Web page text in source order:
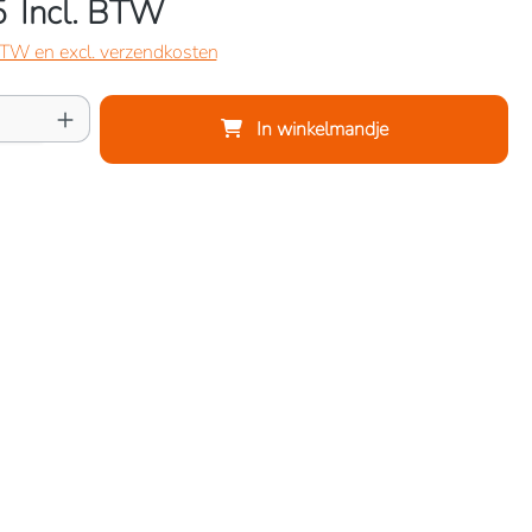
Incl. BTW
en excl. verzendkosten
Voer de gewenste
In winkelmandje